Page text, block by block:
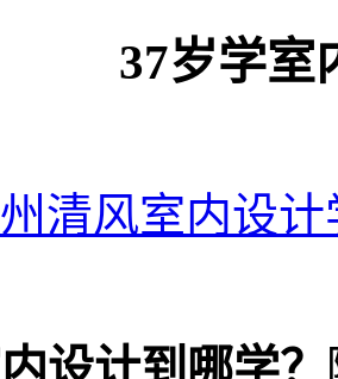
37岁学室
清风室内设计
设计到哪学？